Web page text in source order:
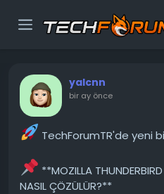
yalcnn
bir ay önce
TechForumTR'de yeni
**MOZILLA
NASIL ÇÖZÜLÜR?**